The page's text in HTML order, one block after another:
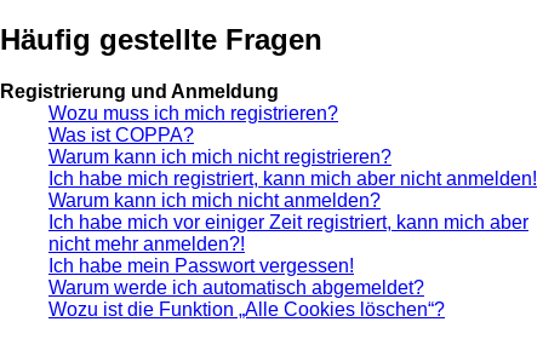
Häufig gestellte Fragen
Registrierung und Anmeldung
Wozu muss ich mich registrieren?
Was ist COPPA?
Warum kann ich mich nicht registrieren?
Ich habe mich registriert, kann mich aber nicht anmelden!
Warum kann ich mich nicht anmelden?
Ich habe mich vor einiger Zeit registriert, kann mich aber
nicht mehr anmelden?!
Ich habe mein Passwort vergessen!
Warum werde ich automatisch abgemeldet?
Wozu ist die Funktion „Alle Cookies löschen“?